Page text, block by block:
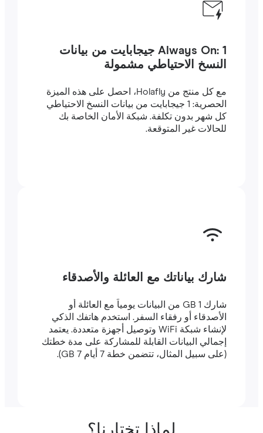
Always On: 1 جيجابايت من بيانات
النسخ الاحتياطي مشمولة
مع كل منتج من Holafly، احصل على هذه الميزة
الحصرية: 1 جيجابايت من بيانات النسخ الاحتياطي
كل شهر بدون تكلفة. شبكة الأمان الخاصة بك
للحالات غير المتوقعة.
شارك بياناتك مع العائلة والأصدقاء
شارك 1 GB من البيانات يومياً مع العائلة أو
الأصدقاء أو رفقاء السفر. استخدم هاتفك الذكي
لإنشاء شبكة WiFi وتوصيل أجهزة متعددة. يعتمد
إجمالي البيانات القابلة للمشاركة على مدة خطتك
(على سبيل المثال، تتضمن خطة 7 أيام 7 GB).